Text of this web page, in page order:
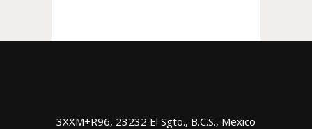
3XXM+R96, 23232 El Sgto., B.C.S., Mexico